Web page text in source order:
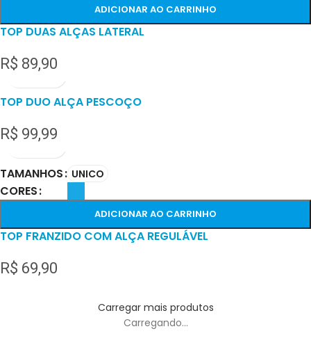
ADICIONAR AO CARRINHO
TOP DUAS ALÇAS LATERAL
R$ 89,90
TOP DUO ALÇA PESCOÇO
R$ 99,99
TAMANHOS UNICO
CORES
ADICIONAR AO CARRINHO
TOP FRANZIDO COM ALÇA REGULÁVEL
R$ 69,90
Carregar mais produtos
Carregando...